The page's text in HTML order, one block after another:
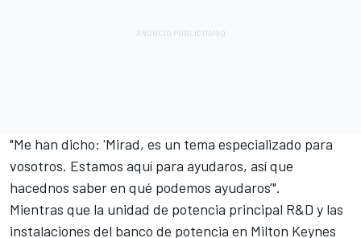
"Me han dicho: 'Mirad, es un tema especializado para
vosotros. Estamos aquí para ayudaros, así que
hacednos saber en qué podemos ayudaros'".
Mientras que la unidad de potencia principal R&D y las
instalaciones del banco de potencia en Milton Keynes